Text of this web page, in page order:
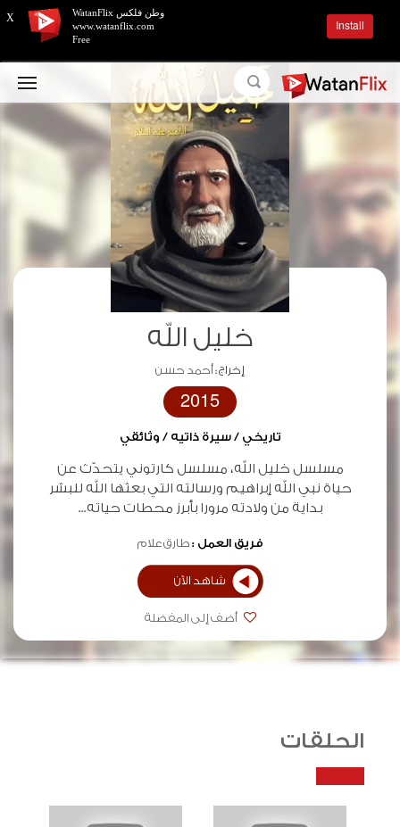
خليل الله
إخراج :أحمد حسن
2015
تاريخي / سيرة ذاتيه / وثائقي
مسلسل خليل الله، مسلسل كارتوني يتحدّث عن
حياة نبي الله إبراهيم ورسالته التي بعثها الله للبشر
بداية من ولادته مرورا بأبرز محطات حياته...
فريق العمل :طارق علام
شاهد الآن
أضف إلى المفضلة
الحلقات
X
وطن فلكس WatanFlix
www.watanflix.com
Free
Install